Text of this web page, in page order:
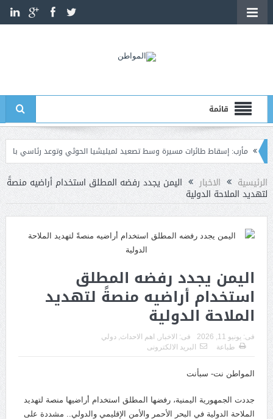
قائمة
إسقاط طائرات مسيرة وسط تصعيد لميليشيا الحوثي وتوعد رئاسي بالرد الحازم
الرئيسية الاخبار اليمن يجدد رفضه المطلق استخدام أراضيه منصةً
لتهديد الملاحة الدولية
اليمن يجدد رفضه المطلق
استخدام أراضيه منصةً لتهديد
الملاحة الدولية
فى: يونيو 11, 2026 فى: الاخبار اهم الاحداث دولي
طباعة
البريد الالكترونى
المواطن نت- سبأنت
جددت الجمهورية اليمنية، رفضها المطلق استخدام أراضيها منصة لتهديد
الملاحة الدولية في البحر الأحمر والأمن الإقليمي والدولي.. مشددة على